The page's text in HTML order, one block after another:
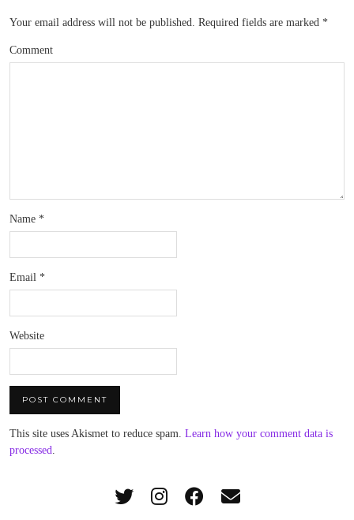
Your email address will not be published. Required fields are marked *
Comment
Name *
Email *
Website
This site uses Akismet to reduce spam. Learn how your comment data is
processed.